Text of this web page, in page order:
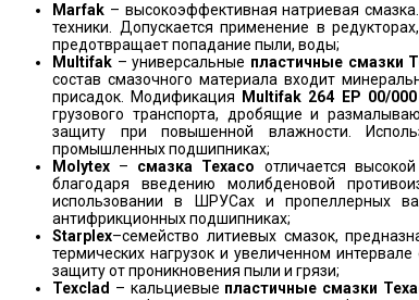
Marfak – высокоэффективная натриевая
техники. Допускается применение в
предотвращает попадание пыли, воды;
Multifak – универсальные пластичные смазки
состав смазочного материала входит
присадок. Модификация
Multifak 264 EP 00/000
грузового транспорта, дробящие и
защиту при повышенной влажности.
промышленных подшипниках;
Molytex – смазка Texaco отличается
благодаря введению молибденовой
использовании в ШРУСах и пропеллерных
антифрикционных подшипниках;
Starplex–семейство литиевых смазок,
термических нагрузок и увеличенном
защиту от проникновения пыли и грязи;
Texclad – кальциевые пластичные смазки